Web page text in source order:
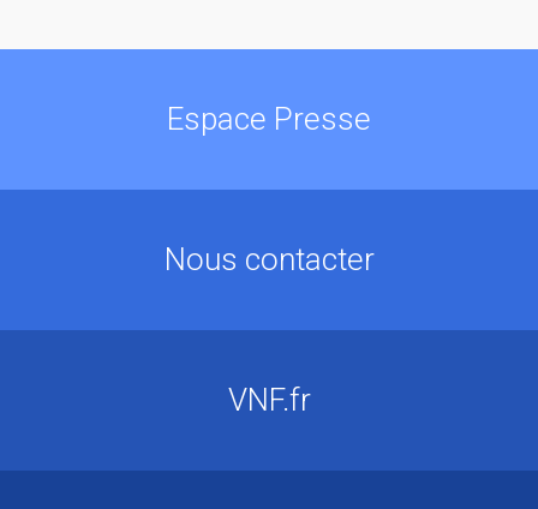
Espace Presse
Nous contacter
VNF.fr